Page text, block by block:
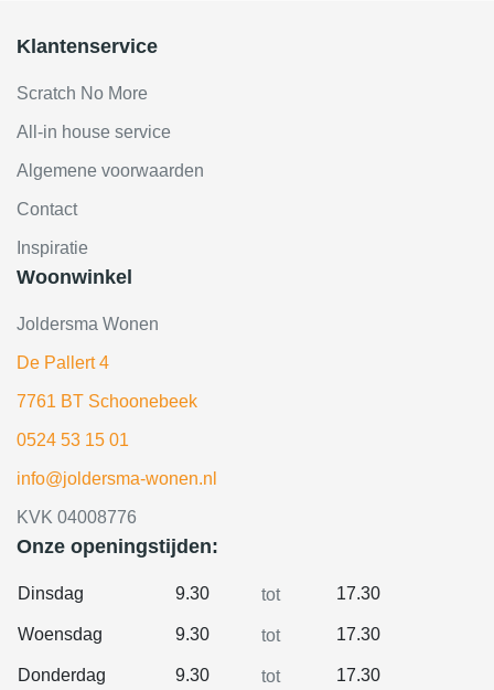
Klantenservice
Scratch No More
All-in house service
Algemene voorwaarden
Contact
Inspiratie
Woonwinkel
Joldersma Wonen
De Pallert 4
7761 BT Schoonebeek
0524 53 15 01
info@joldersma-wonen.nl
KVK 04008776
Onze openingstijden:
Dinsdag 9.30 tot 17.30
Woensdag 9.30 tot 17.30
Donderdag 9.30 tot 17.30